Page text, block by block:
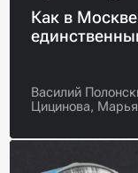
Как в
Василий
Цицинова,